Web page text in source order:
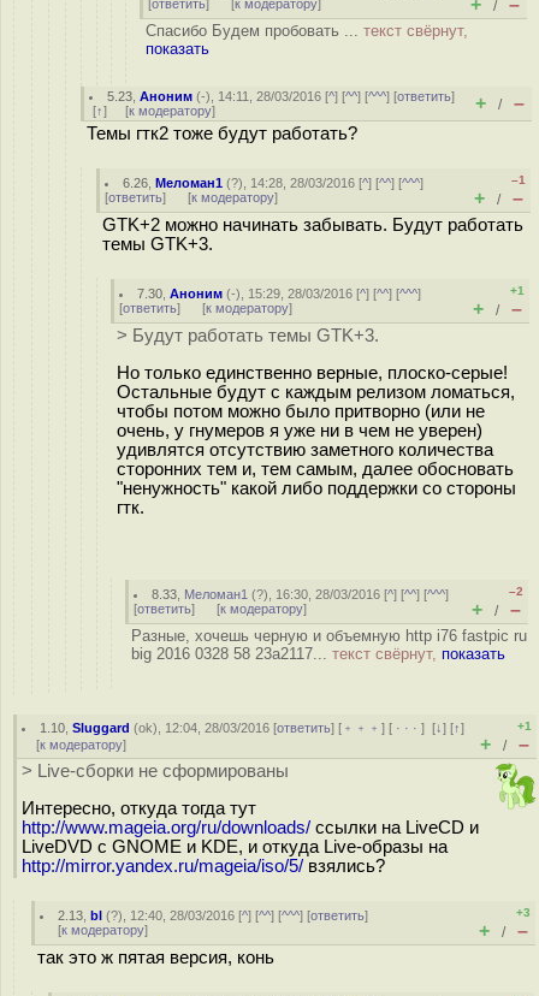
[ответить] [к модератору] + / –
Спасибо Будем пробовать ... текст свёрнут,
показать
5.23 ,Аноним (-), 14:11, 28/03/2016 [^] [^^] [^^^] [ответить]
[↑] [к модератору] + / –
Темы гтк2 тоже будут работать?
6.26 ,Меломан1 (?), 14:28, 28/03/2016 [^] [^^] [^^^]
[ответить] [к модератору]
–1
+ / –
GTK+2 можно начинать забывать. Будут работать
темы GTK+3.
7.30 ,Аноним (-), 15:29, 28/03/2016 [^] [^^] [^^^]
[ответить] [к модератору]
+1
+ / –
> Будут работать темы GTK+3.
Но только единственно верные, плоско-серые!
Остальные будут с каждым релизом ломаться,
чтобы потом можно было притворно (или не
очень, у гнумеров я уже ни в чем не уверен)
удивлятся отсутствию заметного количества
сторонних тем и, тем самым, далее обосновать
"ненужность" какой либо поддержки со стороны
гтк.
8.33 Меломан1 (?), 16:30, 28/03/2016 [^] [^^] [^^^]
[ответить] [к модератору]
–2
+ / –
Разные, хочешь черную и объемную http i76 fastpic ru
big 2016 0328 58 23a2117... текст свёрнут, показать
1.10 ,Sluggard (ok), 12:04, 28/03/2016 [ответить] [ ﹢﹢﹢] [ · · ·][↓] [↑]
[к модератору]
+1
+ / –
> Live-сборки не сформированы
Интересно, откуда тогда тут
http://www.mageia.org/ru/downloads/ ссылки на LiveCD и
LiveDVD с GNOME и KDE, и откуда Live-образы на
http://mirror.yandex.ru/mageia/iso/5/ взялись?
2.13 ,bl (?), 12:40, 28/03/2016 [^] [^^] [^^^] [ответить]
[к модератору]
+3
+ / –
так это ж пятая версия, конь